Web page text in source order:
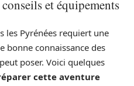
et équipements
les Pyrénées requiert une
bonne connaissance des
poser. Voici quelques
cette aventure